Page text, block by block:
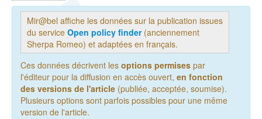
Mir@bel affiche les données sur la publication issues
du service Open policy finder(anciennement
Sherpa Romeo) et adaptées en français.
Ces données décrivent les options permises par
l'éditeur pour la diffusion en accès ouvert, en fonction
des versions de l'article (publiée, acceptée, soumise).
Plusieurs options sont parfois possibles pour une même
version de l'article.